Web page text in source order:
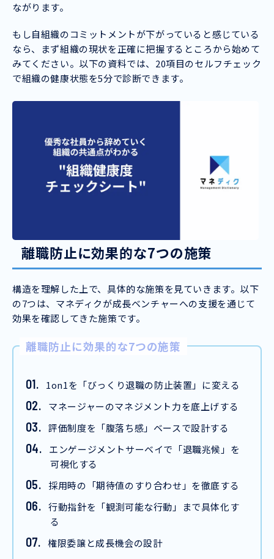
ながります。
もし自組織のコミットメントが下がっていると感じている
なら、まず組織の現状を正確に把握するところから始めて
みてください。以下の資料では、20項目のセルフチェック
で組織の健康状態を5分で診断できます。
離職防止に効果的な7つの施策
構造を理解した上で、具体的な施策を見ていきます。以下
の7つは、マネディクが成長ベンチャーへの支援を通じて
効果を確認してきた施策です。
離職防止に効果的な7つの施策
1on1を「びっくり退職の防止装置」に変える
マネージャーのマネジメント力を底上げする
評価制度を「腹落ち感」ベースで設計する
エンゲージメントサーベイで「退職兆候」を
可視化する
採用時の「期待値のすり合わせ」を徹底する
行動指針を「観測可能な行動」まで具体化す
る
権限委譲と成長機会の設計